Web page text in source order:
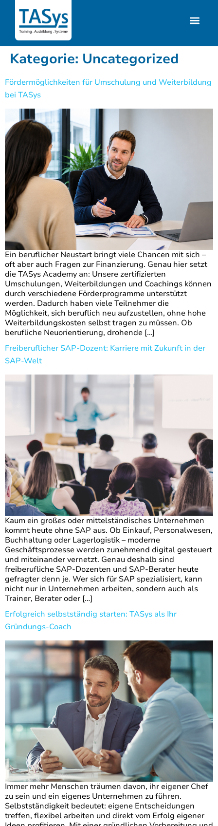
Kategorie: Uncategorized
Fördermöglichkeiten für Umschulung und Weiterbildung
bei TASys
Ein beruflicher Neustart bringt viele Chancen mit sich –
oft aber auch Fragen zur Finanzierung. Genau hier setzt
die TASys Academy an: Unsere zertifizierten
Umschulungen, Weiterbildungen und Coachings können
durch verschiedene Förderprogramme unterstützt
werden. Dadurch haben viele Teilnehmer die
Möglichkeit, sich beruflich neu aufzustellen, ohne hohe
Weiterbildungskosten selbst tragen zu müssen. Ob
berufliche Neuorientierung, drohende […]
Freiberuflicher SAP-Dozent: Karriere mit Zukunft in der
SAP-Welt
Kaum ein großes oder mittelständisches Unternehmen
kommt heute ohne SAP aus. Ob Einkauf, Personalwesen,
Buchhaltung oder Lagerlogistik – moderne
Geschäftsprozesse werden zunehmend digital gesteuert
und miteinander vernetzt. Genau deshalb sind
freiberufliche SAP-Dozenten und SAP-Berater heute
gefragter denn je. Wer sich für SAP spezialisiert, kann
nicht nur in Unternehmen arbeiten, sondern auch als
Trainer, Berater oder […]
Erfolgreich selbstständig starten: TASys als Ihr
Gründungs-Coach
Immer mehr Menschen träumen davon, ihr eigener Chef
zu sein und ein eigenes Unternehmen zu führen.
Selbstständigkeit bedeutet: eigene Entscheidungen
treffen, flexibel arbeiten und direkt vom Erfolg eigener